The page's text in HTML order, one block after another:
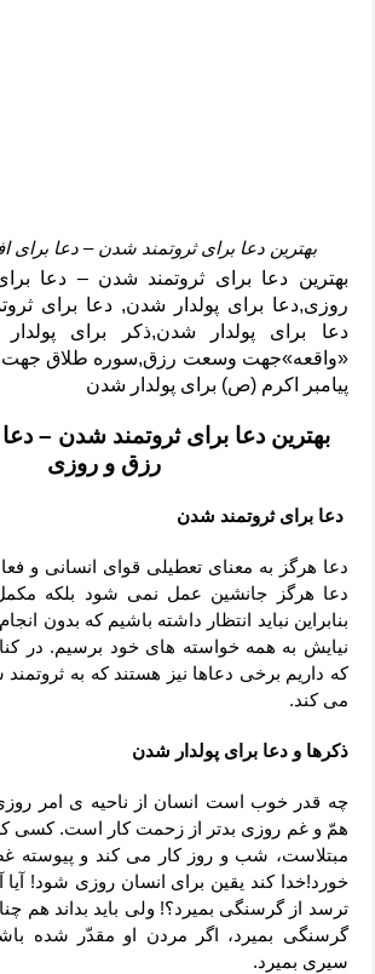
بهترین دعا برای ثروتمند شدن – دعا
بهترین دعا برای ثروتمند شدن – دعا
روزی,دعا برای پولدار شدن, دعا برای
دعا برای پولدار شدن,ذکر برای
«واقعه»جهت وسعت رزق,سوره طلاق جهت
پیامبر اکرم (ص) برای پولدار شدن
بهترین دعا برای ثروتمند شدن –
رزق و روزی
دعا برای ثروتمند شدن
دعا هرگز به معنای تعطیلی قوای انسانی و
دعا هرگز جانشین عمل نمی شود بلکه
بنابراین نباید انتظار داشته باشیم که بدون
نیایش به همه خواسته های خود برسیم. در
که داریم برخی دعاها نیز هستند که به
می کند.
ذکرها و دعا برای پولدار شدن
چه قدر خوب است انسان از ناحیه ى امر
همّ و غم روزى بدتر از زحمت کار است. کسى
مبتلاست، شب و روز کار مى کند و پیوسته
خورد!خدا کند یقین براى انسان روزى شود!
ترسد از گرسنگى بمیرد؟! ولى باید بداند هم
گرسنگى بمیرد، اگر مردن او مقدّر شده
سیرى بمیرد.